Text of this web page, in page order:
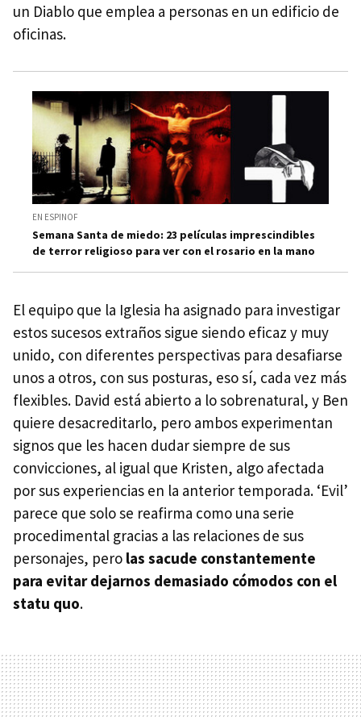
un Diablo que emplea a personas en un edificio de
oficinas.
EN ESPINOF
Semana Santa de miedo: 23 películas imprescindibles
de terror religioso para ver con el rosario en la mano
El equipo que la Iglesia ha asignado para investigar
estos sucesos extraños sigue siendo eficaz y muy
unido, con diferentes perspectivas para desafiarse
unos a otros, con sus posturas, eso sí, cada vez más
flexibles. David está abierto a lo sobrenatural, y Ben
quiere desacreditarlo, pero ambos experimentan
signos que les hacen dudar siempre de sus
convicciones, al igual que Kristen, algo afectada
por sus experiencias en la anterior temporada. ‘Evil’
parece que solo se reafirma como una serie
procedimental gracias a las relaciones de sus
personajes, pero las sacude constantemente
para evitar dejarnos demasiado cómodos con el
statu quo.